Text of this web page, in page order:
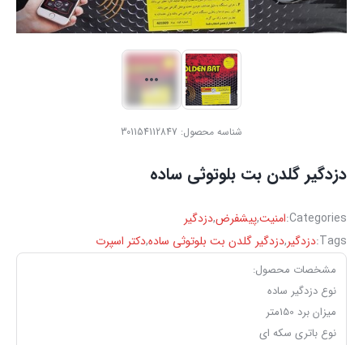
شناسه محصول: 301154112847
دزدگیر گلدن بت بلوتوثی ساده
Categories: امنیت,پیشفرض,دزدگیر
Tags: دزدگیر,دزدگیر گلدن بت بلوتوثی ساده,دکتر اسپرت
مشخصات محصول:
نوع دزدگیر ساده
میزان برد 150متر
نوع باتری سکه ای